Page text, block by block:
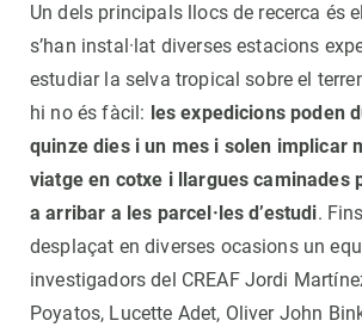
Un dels principals llocs de recerca és el
s’han instal·lat diverses estacions
estudiar la selva tropical sobre el
hi no és fàcil: les expedicions poden
quinze dies i un mes i solen implicar
viatge en cotxe i llargues caminades
a arribar a les parcel·les d’estudi.
desplaçat en diverses ocasions un
investigadors del CREAF Jordi
Poyatos, Lucette Adet, Oliver John